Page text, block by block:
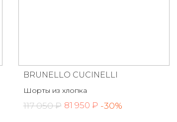
BRUNELLO CUCINELLI
Шорты из хлопка
117 050 ₽ 81 950 ₽ -30%